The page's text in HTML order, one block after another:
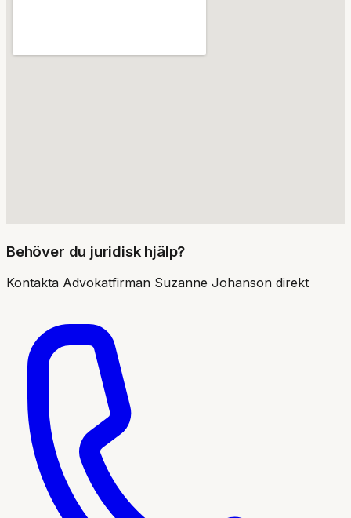
Behöver du juridisk hjälp?
Kontakta Advokatfirman Suzanne Johanson direkt